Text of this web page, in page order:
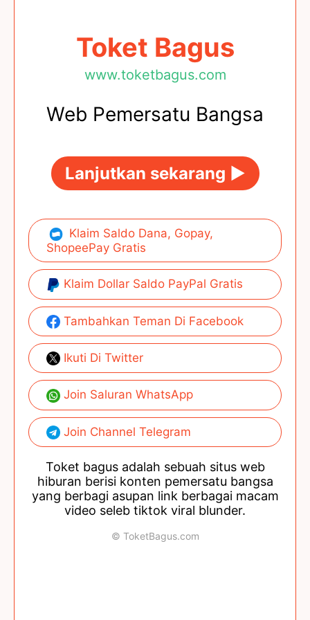
Toket Bagus
www.toketbagus.com
Web Pemersatu Bangsa
Lanjutkan sekarang ►
Klaim Saldo Dana, Gopay,
ShopeePay Gratis
Klaim Dollar Saldo PayPal Gratis
Tambahkan Teman Di Facebook
Ikuti Di Twitter
Join Saluran WhatsApp
Join Channel Telegram
Toket bagus adalah sebuah situs web
hiburan berisi konten pemersatu bangsa
yang berbagi asupan link berbagai macam
video seleb tiktok viral blunder.
© ToketBagus.com